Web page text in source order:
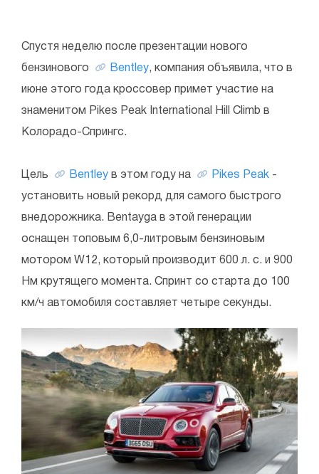
Спустя неделю после презентации нового
бензинового Bentley, компания объявила, что в
июне этого года кроссовер примет участие на
знаменитом Pikes Peak International Hill Climb в
Колорадо-Спрингс.
Цель Bentley в этом году на Pikes Peak -
установить новый рекорд для самого быстрого
внедорожника. Bentayga в этой генерации
оснащен топовым 6,0-литровым бензиновым
мотором W12, который производит 600 л. с. и 900
Нм крутящего момента. Спринт со старта до 100
км/ч автомобиля составляет четыре секунды.